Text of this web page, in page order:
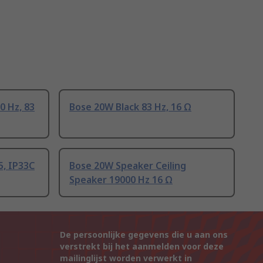
Hz, 83
Bose 20W Black 83 Hz, 16 Ω
IP33C
Bose 20W Speaker Ceiling
Speaker 19000 Hz 16 Ω
De persoonlijke gegevens die u aan ons
verstrekt bij het aanmelden voor deze
mailinglijst worden verwerkt in